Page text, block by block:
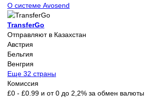
О системе Avosend
TransferGo
Отправляют в Казахстан
Австрия
Бельгия
Венгрия
Еще 32 страны
Комиссия
£0 - £0.99 и от 0 до 2,2% за обмен валюты